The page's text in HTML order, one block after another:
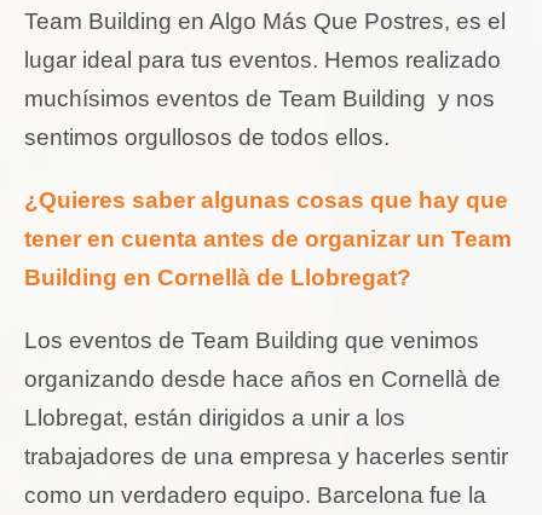
Team Building en Algo Más Que Postres, es el
lugar ideal para tus eventos. Hemos realizado
muchísimos eventos de Team Building y nos
sentimos orgullosos de todos ellos.
¿Quieres saber algunas cosas que hay que
tener en cuenta antes de organizar un Team
Building en Cornellà de Llobregat?
Los eventos de Team Building que venimos
organizando desde hace años en Cornellà de
Llobregat, están dirigidos a unir a los
trabajadores de una empresa y hacerles sentir
como un verdadero equipo. Barcelona fue la